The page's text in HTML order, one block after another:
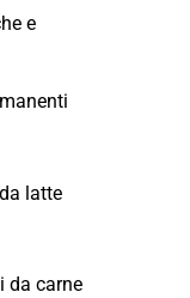
e
latte
da carne